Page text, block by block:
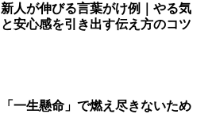
新人が伸びる言葉がけ例｜やる気
と安心感を引き出す伝え方のコツ
「一生懸命」で燃え尽きないため